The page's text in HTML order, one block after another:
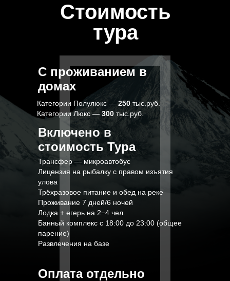
Стоимость
тура
Категории Полулюкс — 250тыс.руб.
Категории Люкс — 300 тыс.руб.
Включено в
стоимость Тура
С проживанием в
домах
Оплата отдельно
Трансфер — микроавтобус
Лицензия на рыбалку с правом изъятия
улова
Трёхразовое питание и обед на реке
Проживание 7 дней/6 ночей
Лодка + егерь на 2−4 чел.
Банный комплекс с 18:00 до 23:00 (общее
парение)
Развлечения на базе